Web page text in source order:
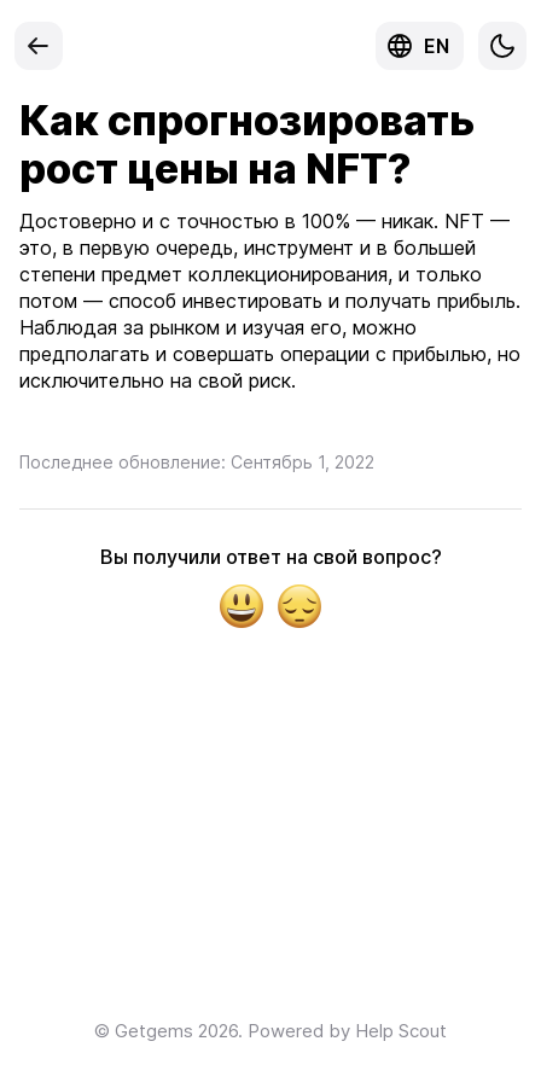
EN
Как спрогнозировать
рост цены на NFT?
Достоверно и с точностью в 100% — никак. NFT —
это, в первую очередь, инструмент и в большей
степени предмет коллекционирования, и только
потом — способ инвестировать и получать прибыль.
Наблюдая за рынком и изучая его, можно
предполагать и совершать операции с прибылью, но
исключительно на свой риск.
Последнее обновление: Сентябрь 1, 2022
Вы получили ответ на свой вопрос?
Yes No
© Getgems 2026. Powered by Help Scout